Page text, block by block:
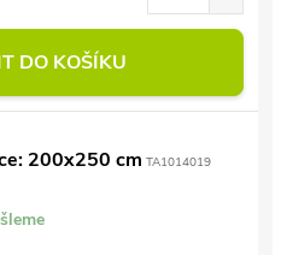
DO KOŠÍKU
200x250 cm TA1014019